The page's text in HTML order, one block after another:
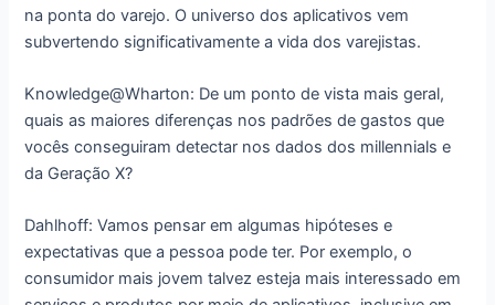
na ponta do varejo. O universo dos aplicativos vem
subvertendo significativamente a vida dos varejistas.
Knowledge@Wharton: De um ponto de vista mais geral,
quais as maiores diferenças nos padrões de gastos que
vocês conseguiram detectar nos dados dos millennials e
da Geração X?
Dahlhoff: Vamos pensar em algumas hipóteses e
expectativas que a pessoa pode ter. Por exemplo, o
consumidor mais jovem talvez esteja mais interessado em